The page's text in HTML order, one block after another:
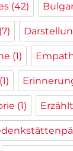
(42)
(7)
(1)
(1)
(1)